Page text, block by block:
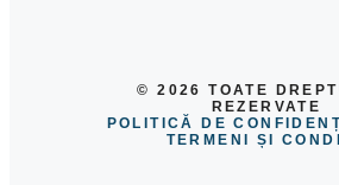
© 2026 TOATE
REZERVATE
POLITICĂ DE
TERMENI ȘI